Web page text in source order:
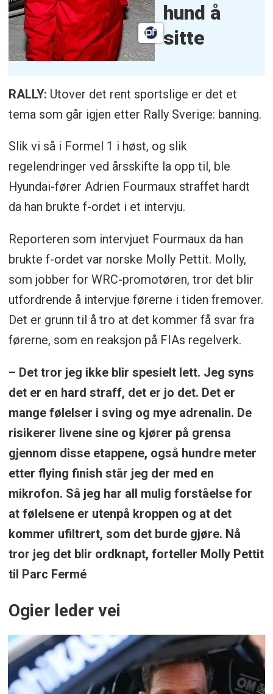
hund å
sitte
RALLY: Utover det rent sportslige er det et
tema som går igjen etter Rally Sverige: banning.
Slik vi så i Formel 1 i høst, og slik
regelendringer ved årsskifte la opp til, ble
Hyundai-fører Adrien Fourmaux straffet hardt
da han brukte f-ordet i et intervju.
Reporteren som intervjuet Fourmaux da han
brukte f-ordet var norske Molly Pettit. Molly,
som jobber for WRC-promotøren, tror det blir
utfordrende å intervjue førerne i tiden fremover.
Det er grunn til å tro at det kommer få svar fra
førerne, som en reaksjon på FIAs regelverk.
– Det tror jeg ikke blir spesielt lett. Jeg syns
det er en hard straff, det er jo det. Det er
mange følelser i sving og mye adrenalin. De
risikerer livene sine og kjører på grensa
gjennom disse etappene, også hundre meter
etter flying finish står jeg der med en
mikrofon. Så jeg har all mulig forståelse for
at følelsene er utenpå kroppen og at det
kommer ufiltrert, som det burde gjøre. Nå
tror jeg det blir ordknapt, forteller Molly Pettit
til Parc Fermé
Ogier leder vei